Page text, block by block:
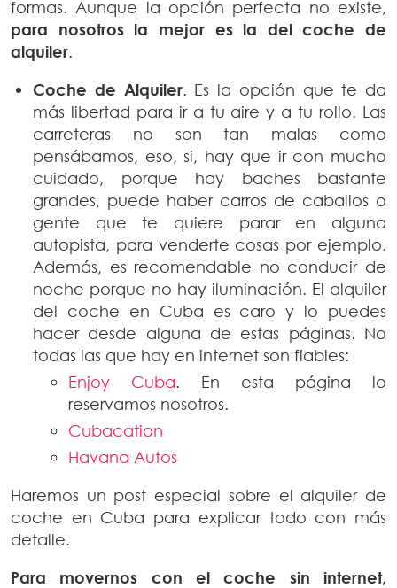
formas. Aunque la opción perfecta no existe,
para nosotros la mejor es la del coche de
alquiler.
Coche de Alquiler. Es la opción que te da
más libertad para ir a tu aire y a tu rollo. Las
carreteras no son tan malas como
pensábamos, eso, si, hay que ir con mucho
cuidado, porque hay baches bastante
grandes, puede haber carros de caballos o
gente que te quiere parar en alguna
autopista, para venderte cosas por ejemplo.
Además, es recomendable no conducir de
noche porque no hay iluminación. El alquiler
del coche en Cuba es caro y lo puedes
hacer desde alguna de estas páginas. No
todas las que hay en internet son fiables:
Enjoy Cuba. En esta página lo
reservamos nosotros.
Cubacation
Havana Autos
Haremos un post especial sobre el alquiler de
coche en Cuba para explicar todo con más
detalle.
Para movernos con el coche sin internet,